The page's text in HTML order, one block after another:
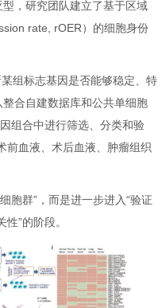
，研究团队建立了基于区域
rate, rOER）的细胞身份
组标志基因是否能够稳定、特
合自建数据库和公共单细胞
组合中进行筛选、分类和验
前血液、术后血液、肿瘤组织
胞群”，而是进一步进入“验证
”的阶段。